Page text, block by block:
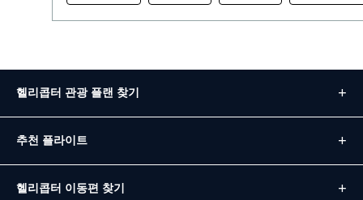
헬리콥터 관광 플랜 찾기
추천 플라이트
헬리콥터 이동편 찾기